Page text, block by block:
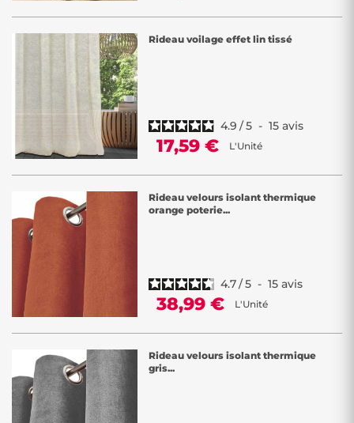
Rideau voilage effet lin tissé
4.9 /5 - 15 avis
17,59 € L'Unité
Rideau velours isolant thermique
orange poterie...
4.7/5 - 15 avis
38,99 € L'Unité
Rideau velours isolant thermique
gris...